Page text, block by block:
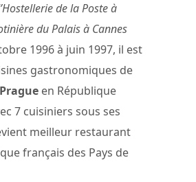
de la Poste à
du Palais à Cannes
1996 à juin 1997, il est
gastronomiques de
en République
7 cuisiniers sous ses
meilleur restaurant
français des Pays de